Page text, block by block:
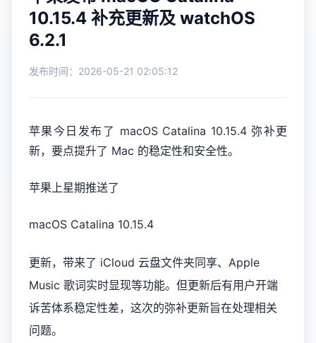
10.15.4 补充更新及 watchOS
6.2.1
发布时间：2026-05-21 02:05:12
苹果今日发布了 macOS Catalina 10.15.4 弥补更
新，要点提升了 Mac 的稳定性和安全性。
苹果上星期推送了
macOS Catalina 10.15.4
更新，带来了 iCloud 云盘文件夹同享、Apple
Music 歌词实时显现等功能。但更新后有用户开端
诉苦体系稳定性差，这次的弥补更新旨在处理相关
问题。